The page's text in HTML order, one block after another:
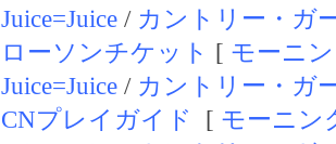
Juice=Juice / カントリー・ガ
ローソンチケット [ モーニ
Juice=Juice / カントリー・ガ
CNプレイガイド
[ モーニン